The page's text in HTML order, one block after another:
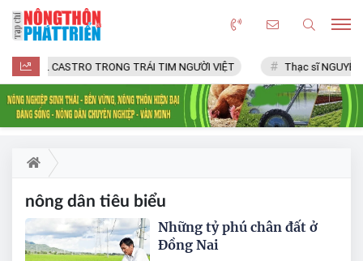
FIDEL CASTRO TRONG TRÁI TIM NGƯỜI VIỆT Thạc sĩ NGUYỄN
nông dân tiêu biểu
Những tỷ phú chân đất ở
Đồng Nai